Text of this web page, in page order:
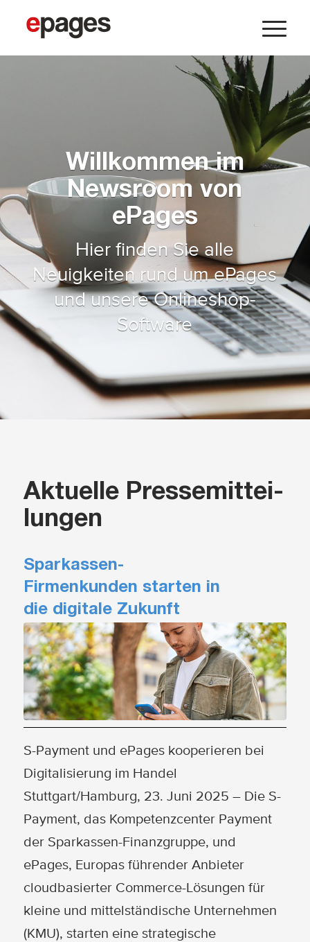
Willkommen im
Newsroom von
ePages
Hier finden Sie alle
Neuigkeiten rund um ePages
und unsere Onlineshop-
Software
Aktuelle Presse­mit­tei­
lun­gen
Sparkassen-
Firmenkunden starten in
die digitale Zukunft
S-Payment und ePages kooperieren bei
Digitalisierung im Handel
Stuttgart/Hamburg, 23. Juni 2025 – Die S-
Payment, das Kompetenzcenter Payment
der Sparkassen-Finanzgruppe, und
ePages, Europas führender Anbieter
cloudbasierter Commerce-Lösungen für
kleine und mittelständische Unternehmen
(KMU), starten eine strategische